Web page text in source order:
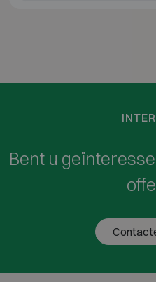
Bent u